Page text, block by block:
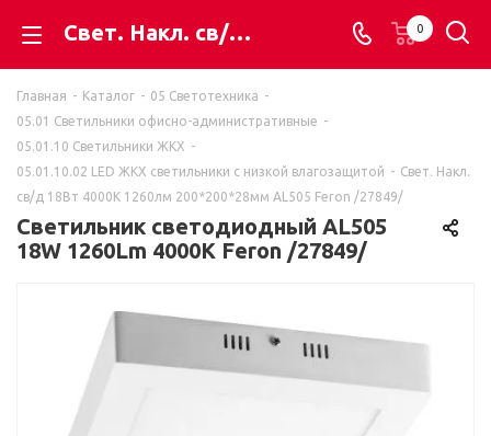
Свет. Накл. св/д 18Вт 4000K 1260лм 200*200*28мм AL505 Feron /27849/ - ВАЯК - всё для электромонтажа 0
Главная - Каталог - 05 Светотехника -
05.01 Светильники офисно-административные -
05.01.10 Светильники ЖКХ -
05.01.10.02 LED ЖКХ светильники с низкой влагозащитой - Свет. Накл.
св/д 18Вт 4000K 1260лм 200*200*28мм AL505 Feron /27849/
Светильник светодиодный AL505
18W 1260Lm 4000K Feron /27849/